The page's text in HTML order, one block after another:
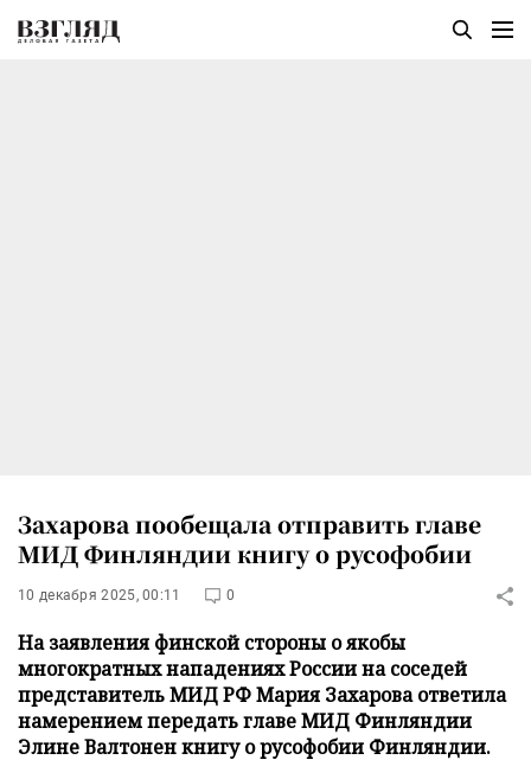
Захарова пообещала отправить главе
МИД Финляндии книгу о русофобии
10 декабря 2025, 00:11 0
На заявления финской стороны о якобы
многократных нападениях России на соседей
представитель МИД РФ Мария Захарова ответила
намерением передать главе МИД Финляндии
Элине Валтонен книгу о русофобии Финляндии.